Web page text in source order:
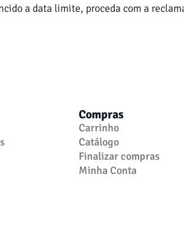
a data limite, proceda com a
Compras
Carrinho
Catálogo
Finalizar compras
Minha Conta